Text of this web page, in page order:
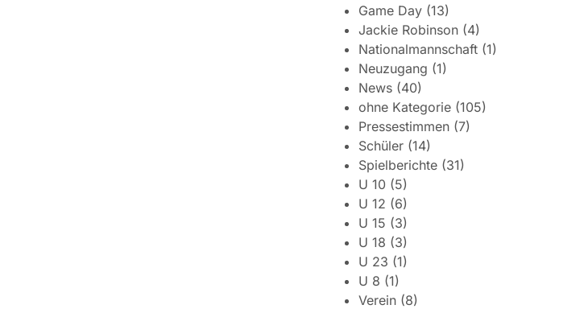
Game Day (13)
Jackie Robinson (4)
Nationalmannschaft (1)
Neuzugang (1)
News (40)
ohne Kategorie (105)
Pressestimmen (7)
Schüler (14)
Spielberichte (31)
U 10 (5)
U 12 (6)
U 15 (3)
U 18 (3)
U 23 (1)
U 8 (1)
Verein (8)